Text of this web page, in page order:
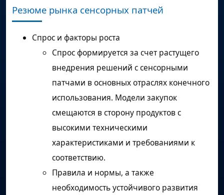
Резюме рынка сенсорных патчей
Спрос и факторы роста
Спрос формируется за счет растущего
внедрения решений с сенсорными
патчами в основных отраслях конечного
использования. Модели закупок
смещаются в сторону продуктов с
высокими техническими
характеристиками и требованиями к
соответствию.
Правила и нормы, а также
необходимость устойчивого развития